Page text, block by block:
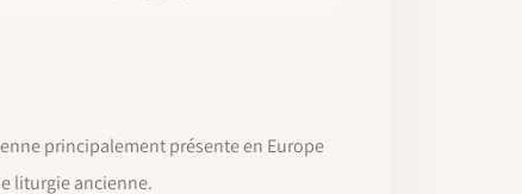
principalement présente en Europe
liturgie ancienne.